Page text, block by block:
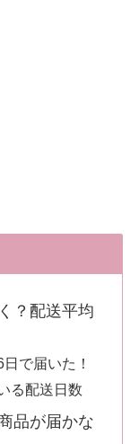
？配送平均
で届いた！
る配送日数
品が届かな